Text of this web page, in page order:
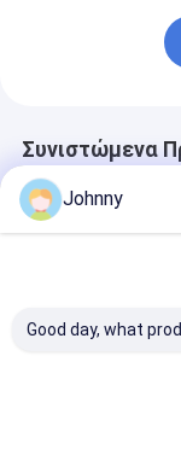
Συνιστώμενα
Johnny
Good day, what